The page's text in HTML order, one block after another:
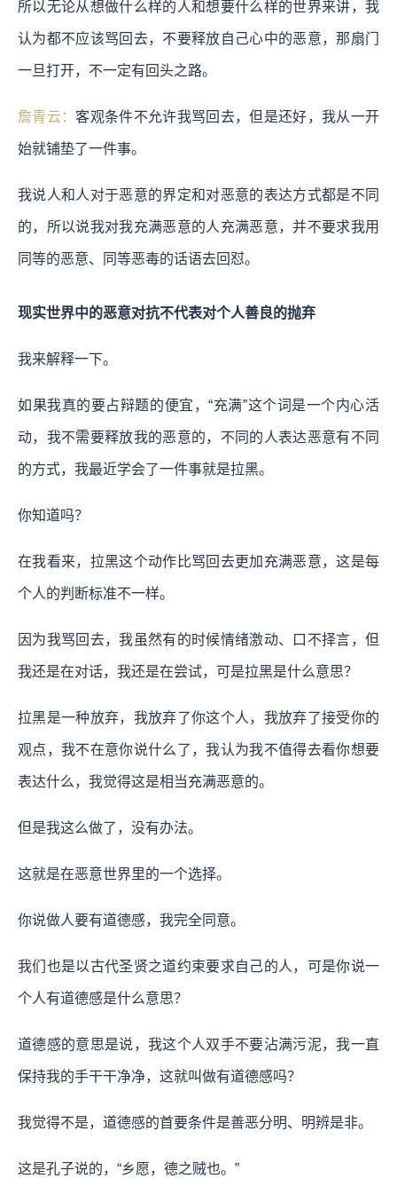
所以无论从想做什么样的人和想要什么样的世界来讲，我
认为都不应该骂回去，不要释放自己心中的恶意，那扇门
一旦打开，不一定有回头之路。
詹青云：客观条件不允许我骂回去，但是还好，我从一开
始就铺垫了一件事。
我说人和人对于恶意的界定和对恶意的表达方式都是不同
的，所以说我对我充满恶意的人充满恶意，并不要求我用
同等的恶意、同等恶毒的话语去回怼。
现实世界中的恶意对抗不代表对个人善良的抛弃
我来解释一下。
如果我真的要占辩题的便宜，“充满”这个词是一个内心活
动，我不需要释放我的恶意的，不同的人表达恶意有不同
的方式，我最近学会了一件事就是拉黑。
你知道吗？
在我看来，拉黑这个动作比骂回去更加充满恶意，这是每
个人的判断标准不一样。
因为我骂回去，我虽然有的时候情绪激动、口不择言，但
我还是在对话，我还是在尝试，可是拉黑是什么意思？
拉黑是一种放弃，我放弃了你这个人，我放弃了接受你的
观点，我不在意你说什么了，我认为我不值得去看你想要
表达什么，我觉得这是相当充满恶意的。
但是我这么做了，没有办法。
这就是在恶意世界里的一个选择。
你说做人要有道德感，我完全同意。
我们也是以古代圣贤之道约束要求自己的人，可是你说一
个人有道德感是什么意思？
道德感的意思是说，我这个人双手不要沾满污泥，我一直
保持我的手干干净净，这就叫做有道德感吗？
我觉得不是，道德感的首要条件是善恶分明、明辨是非。
这是孔子说的，“乡愿，德之贼也。”